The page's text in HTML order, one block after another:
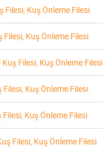
Filesi, Kuş Önleme Filesi
Filesi, Kuş Önleme Filesi
Kuş Filesi, Kuş Önleme Filesi
Filesi, Kuş Önleme Filesi
Filesi, Kuş Önleme Filesi
Filesi, Kuş Önleme Filesi